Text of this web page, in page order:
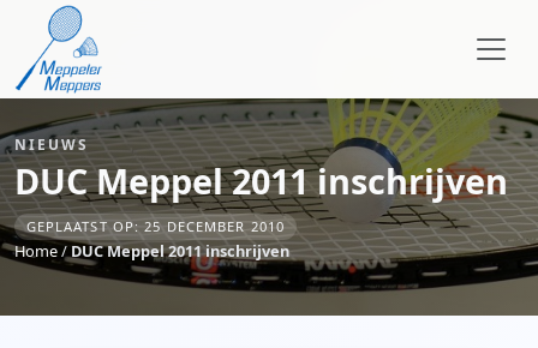
NIEUWS
DUC Meppel 2011 inschrijven
GEPLAATST OP: 25 DECEMBER 2010
Home/ DUC Meppel 2011 inschrijven